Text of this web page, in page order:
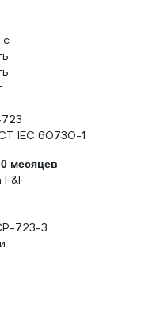
с
IEC 60730-1
месяцев
723-3